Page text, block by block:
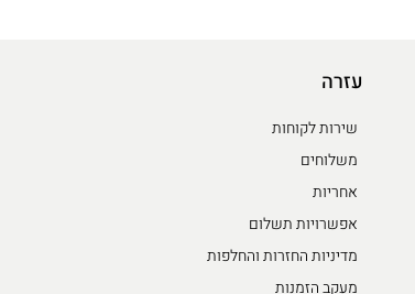
עזרה
שירות לקוחות
משלוחים
אחריות
אפשרויות תשלום
מדיניות החזרות והחלפות
מעקב הזמנות